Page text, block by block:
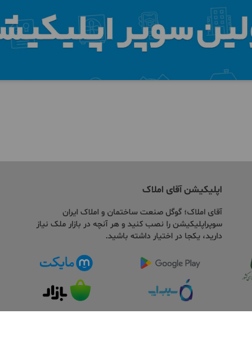
اپلیکیشن آقای املاک
آقای املاک؛ گوگل صنعت ساختمان و املاک ایران
سوپراپلیکیشن را نصب کنید و هر آنچه در بازار ملک نیاز
دارید، یکجا در اختیار داشته باشید.